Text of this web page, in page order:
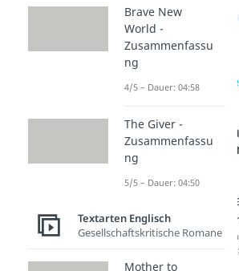
zur Videoseite:
Beliebte
Bereich
letter
Dauer:
en
Brave New
World -
Zusammenfassu
ng
4/5 – Dauer: 04:58
The Giver -
Zusammenfassu
ng
5/5 – Dauer: 04:50
Textarten Englisch
Gesellschaftskritische Romane
Mother to